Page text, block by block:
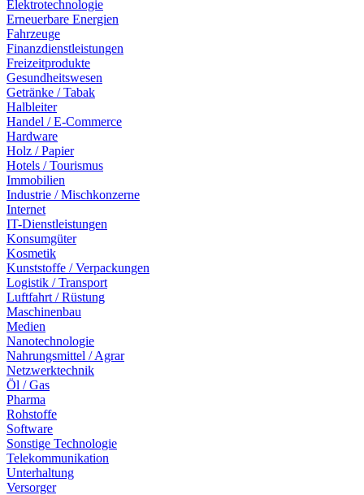
Elektrotechnologie
Erneuerbare Energien
Fahrzeuge
Finanzdienstleistungen
Freizeitprodukte
Gesundheitswesen
Getränke / Tabak
Halbleiter
Handel / E-Commerce
Hardware
Holz / Papier
Hotels / Tourismus
Immobilien
Industrie / Mischkonzerne
Internet
IT-Dienstleistungen
Konsumgüter
Kosmetik
Kunststoffe / Verpackungen
Logistik / Transport
Luftfahrt / Rüstung
Maschinenbau
Medien
Nanotechnologie
Nahrungsmittel / Agrar
Netzwerktechnik
Öl / Gas
Pharma
Rohstoffe
Software
Sonstige Technologie
Telekommunikation
Unterhaltung
Versorger